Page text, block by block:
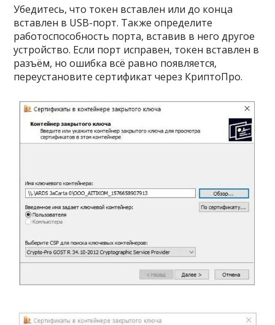
Убедитесь, что токен вставлен или до конца
вставлен в USB-порт. Также определите
работоспособность порта, вставив в него другое
устройство. Если порт исправен, токен вставлен в
разъём, но ошибка всё равно появляется,
переустановите сертификат через КриптоПро.